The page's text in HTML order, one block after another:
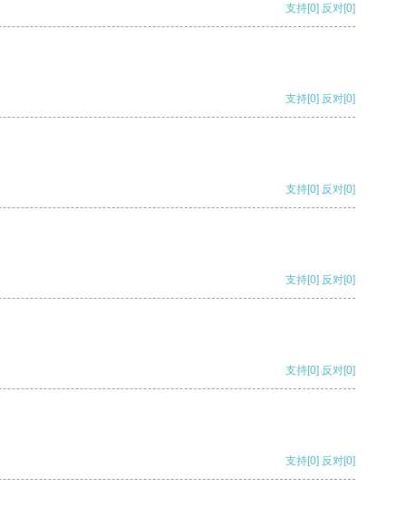
支持[0] 反对[0]
支持[0] 反对[0]
支持[0] 反对[0]
支持[0] 反对[0]
支持[0] 反对[0]
支持[0] 反对[0]